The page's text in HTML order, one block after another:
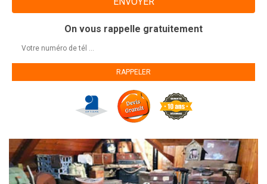
On vous rappelle gratuitement